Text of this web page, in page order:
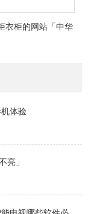
衣柜的网站「中华
体验
亮」